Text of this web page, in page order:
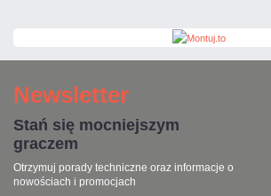
Newsletter
Stań się mocniejszym
graczem
Otrzymuj porady techniczne oraz informacje o
nowościach i promocjach